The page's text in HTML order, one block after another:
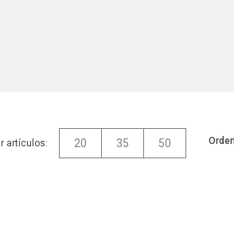
artículos: 20 35 50